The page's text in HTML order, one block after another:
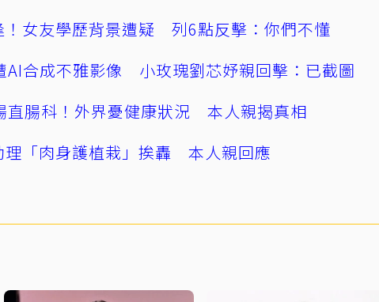
！女友學歷背景遭疑 列6點反擊：你們不懂
AI合成不雅影像 小玫瑰劉芯妤親回擊：已截圖
直腸科！外界憂健康狀況 本人親揭真相
理「肉身護植栽」挨轟 本人親回應